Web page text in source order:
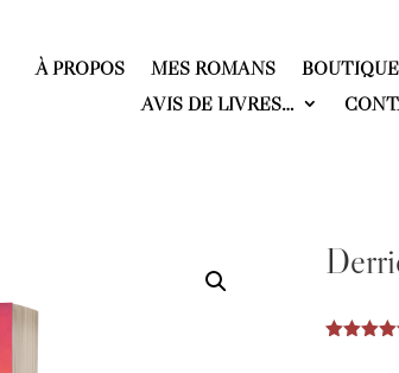
À PROPOS MES ROMANS BOUTIQUE
AVIS DE LIVRES…